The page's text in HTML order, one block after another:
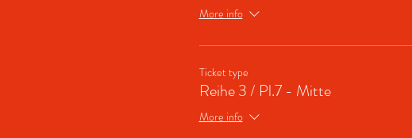
More info
Ticket type
Reihe 3 / Pl.7 - Mitte
More info